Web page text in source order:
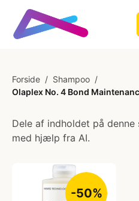
Forside / Shampoo /
Olaplex No. 4 Bond
Dele af indholdet på
med hjælp fra AI.
-50%